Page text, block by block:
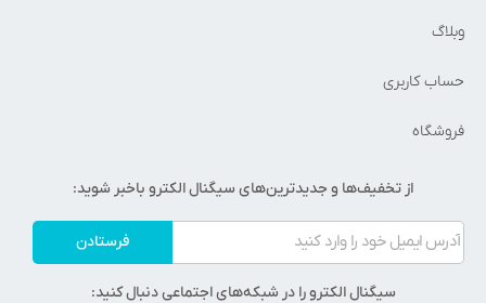
وبلاگ
حساب کاربری
فروشگاه
از تخفیف‌ها و جدیدترین‌های سیگنال الکترو باخبر شوید:
فرستادن
سیگنال الکترو را در شبکه‌های اجتماعی دنبال کنید: